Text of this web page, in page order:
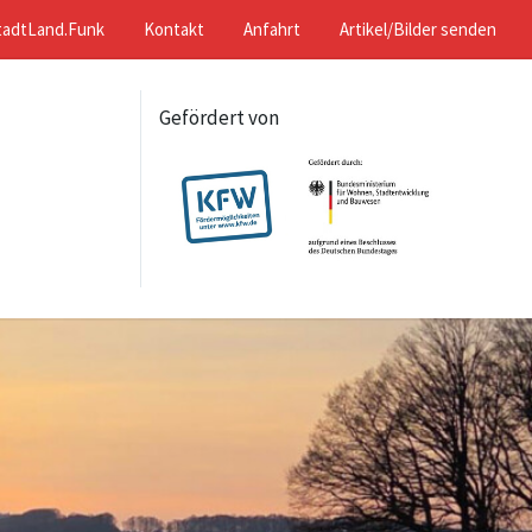
Kontakt Anfahrt Artikel/Bilder senden
Gefördert von